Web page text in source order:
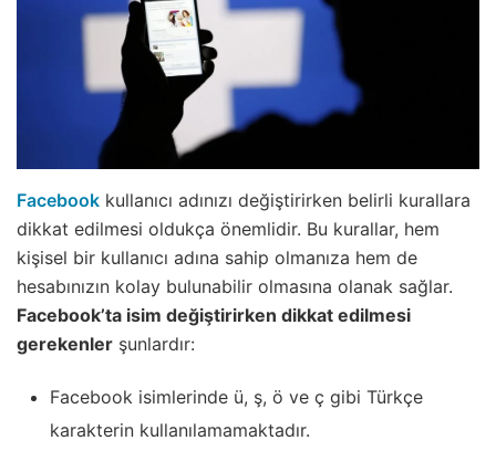
Facebook kullanıcı adınızı değiştirirken belirli kurallara
dikkat edilmesi oldukça önemlidir. Bu kurallar, hem
kişisel bir kullanıcı adına sahip olmanıza hem de
hesabınızın kolay bulunabilir olmasına olanak sağlar.
Facebook’ta isim değiştirirken dikkat edilmesi
gerekenler şunlardır:
Facebook isimlerinde ü, ş, ö ve ç gibi Türkçe
karakterin kullanılamamaktadır.